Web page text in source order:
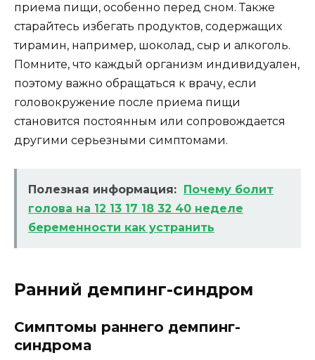
приема пищи, особенно перед сном. Также
старайтесь избегать продуктов, содержащих
тирамин, например, шоколад, сыр и алкоголь.
Помните, что каждый организм индивидуален,
поэтому важно обращаться к врачу, если
головокружение после приема пищи
становится постоянным или сопровождается
другими серьезными симптомами.
Полезная информация:
Почему болит
голова на 12 13 17 18 32 40 неделе
беременности как устранить
Ранний демпинг-синдром
Симптомы раннего демпинг-
синдрома